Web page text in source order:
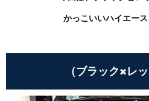
かっこいいハイエー
（ブラック×レ